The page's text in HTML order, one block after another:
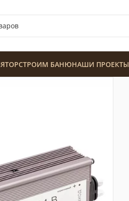
СТРОИМ БАНЮНАШИ ПРОЕКТЫ